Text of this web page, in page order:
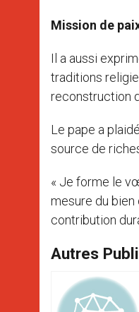
Mission de
Il a aussi
traditions
reconstruction
Le pape a
source de
« Je forme le
mesure du
contribution
Autres